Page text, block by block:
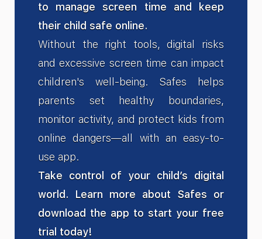
to manage screen time and keep
their child safe online.
Without the right tools, digital risks
and excessive screen time can impact
children's well-being. Safes helps
parents set healthy boundaries,
monitor activity, and protect kids from
online dangers—all with an easy-to-
use app.
Take control of your child’s digital
world. Learn more about Safes or
download the app to start your free
trial today!